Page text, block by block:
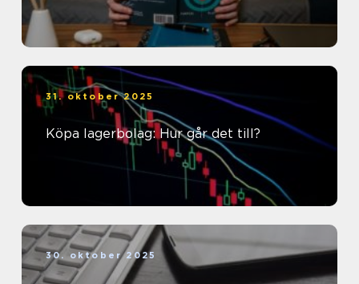
31. oktober 2025
Köpa lagerbolag: Hur går det till?
30. oktober 2025